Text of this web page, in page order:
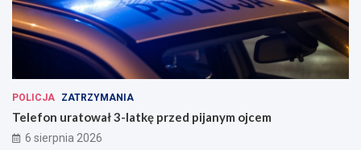
POLICJA ZATRZYMANIA
Telefon uratował 3-latkę przed pijanym ojcem
6 sierpnia 2026